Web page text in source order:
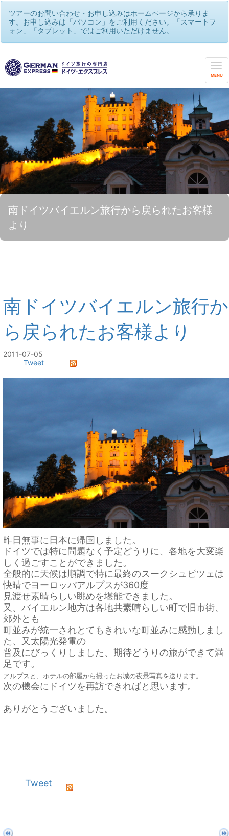
ツアーのお問い合わせ・お申し込みはホームページから承りま
す。お申し込みは「パソコン」をご利用ください。「スマートフ
ォン」「タブレット」ではご利用いただけません。
MENU
南ドイツバイエルン旅行から戻られたお客様
より
南ドイツバイエルン旅行か
ら戻られたお客様より
2011-07-05
Tweet
昨日無事に日本に帰国しました。
ドイツでは特に問題なく予定どうりに、各地を大変楽
しく過ごすことができました。
全般的に天候は順調で特に最終のスークシュピツェは
快晴でヨーロッパアルプスが360度
見渡せ素晴らしい眺めを堪能できました。
又、バイエルン地方は各地共素晴らしい町で旧市街、
郊外とも
町並みが統一されとてもきれいな町並みに感動しまし
た、又太陽光発電の
普及にびっくりしました、期待どうりの旅ができて満
足です。
アルプスと、ホテルの部屋から撮ったお城の夜景写真を送ります。
次の機会にドイツを再訪できればと思います。
ありがとうございました。
Tweet